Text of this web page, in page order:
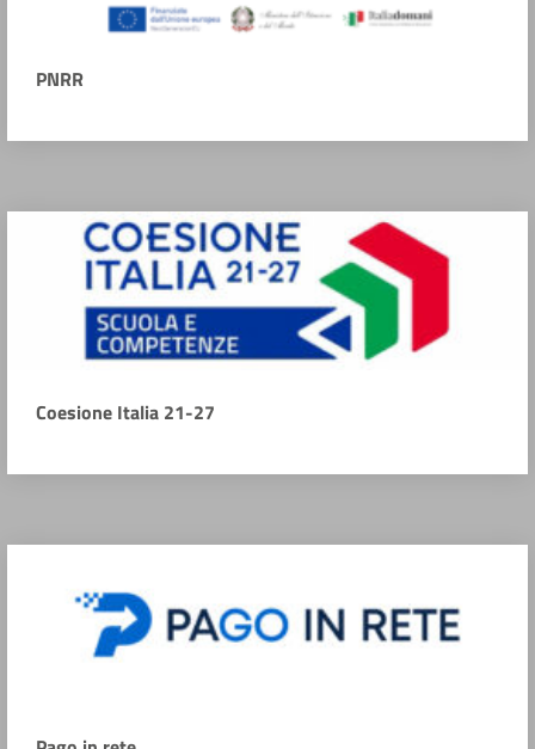
PNRR
Coesione Italia 21-27